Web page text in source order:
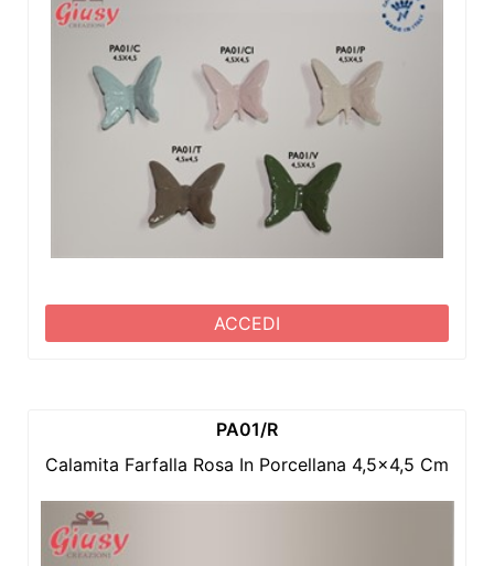
ACCEDI
PA01/R
Calamita Farfalla Rosa In Porcellana 4,5x4,5 Cm